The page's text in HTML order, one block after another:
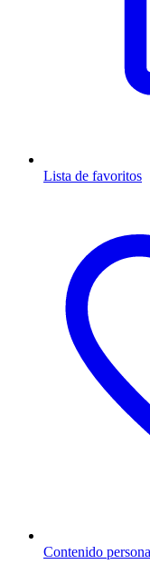
Lista de favoritos
Contenido